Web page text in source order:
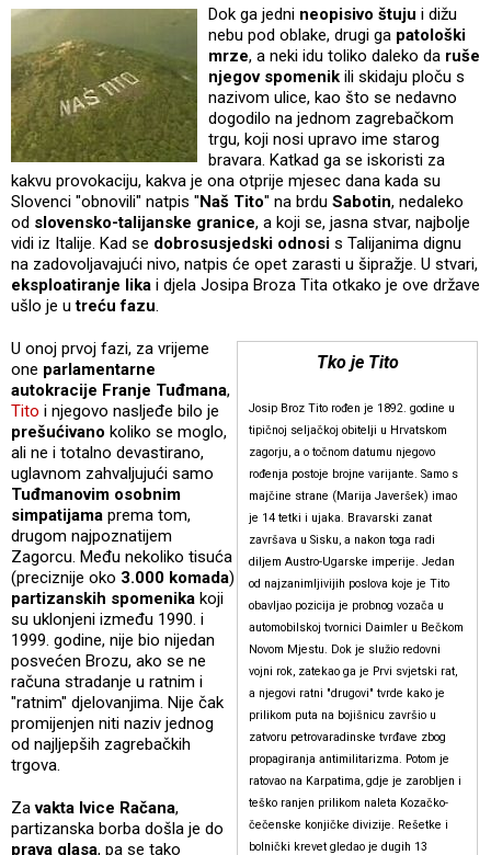
Dok ga jedni neopisivo štuju i dižu
nebu pod oblake, drugi ga patološki
mrze, a neki idu toliko daleko da ruše
njegov spomenik ili skidaju ploču s
nazivom ulice, kao što se nedavno
dogodilo na jednom zagrebačkom
trgu, koji nosi upravo ime starog
bravara. Katkad ga se iskoristi za
kakvu provokaciju, kakva je ona otprije mjesec dana kada su
Slovenci "obnovili" natpis "Naš Tito" na brdu Sabotin, nedaleko
od slovensko-talijanske granice, a koji se, jasna stvar, najbolje
vidi iz Italije. Kad se dobrosusjedski odnosi s Talijanima dignu
na zadovoljavajući nivo, natpis će opet zarasti u šipražje. U stvari,
eksploatiranje lika i djela Josipa Broza Tita otkako je ove države
ušlo je utreću fazu.
Tko je Tito
Josip Broz Tito rođen je 1892. godine u
tipičnoj seljačkoj obitelji u Hrvatskom
zagorju, a o točnom datumu njegovo
rođenja postoje brojne varijante. Samo s
majčine strane (Marija Javeršek) imao
je 14 tetki i ujaka. Bravarski zanat
završava u Sisku, a nakon toga radi
diljem Austro-Ugarske imperije. Jedan
od najzanimljivijih poslova koje je Tito
obavljao pozicija je probnog vozača u
automobilskoj tvornici Daimler u Bečkom
Novom Mjestu. Dok je služio redovni
vojni rok, zatekao ga je Prvi svjetski rat,
a njegovi ratni "drugovi" tvrde kako je
prilikom puta na bojišnicu završio u
zatvoru petrovaradinske tvrđave zbog
propagiranja antimilitarizma. Potom je
ratovao na Karpatima, gdje je zarobljen i
teško ranjen prilikom naleta Kozačko-
čečenske konjičke divizije. Rešetke i
bolnički krevet gledao je dugih 13
U onoj prvoj fazi, za vrijeme
one parlamentarne
autokracije Franje Tuđmana,
Tito i njegovo nasljeđe bilo je
prešućivano koliko se moglo,
ali ne i totalno devastirano,
uglavnom zahvaljujući samo
Tuđmanovim osobnim
simpatijama prema tom,
drugom najpoznatijem
Zagorcu. Među nekoliko tisuća
(preciznije oko 3.000 komada)
partizanskih spomenika koji
su uklonjeni između 1990. i
1999. godine, nije bio nijedan
posvećen Brozu, ako se ne
računa stradanje u ratnim i
"ratnim" djelovanjima. Nije čak
promijenjen niti naziv jednog
od najljepših zagrebačkih
trgova.
Zavakta Ivice Račana,
partizanska borba došla je do
prava glasa, pa se tako